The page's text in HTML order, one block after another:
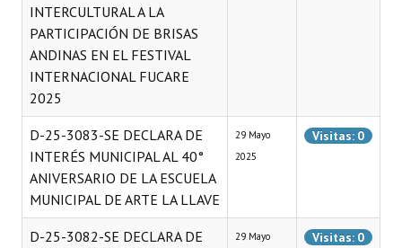
INTERCULTURAL A LA
PARTICIPACIÓN DE BRISAS
ANDINAS EN EL FESTIVAL
INTERNACIONAL FUCARE
2025
D-25-3083-SE DECLARA DE
INTERÉS MUNICIPAL AL 40°
ANIVERSARIO DE LA ESCUELA
MUNICIPAL DE ARTE LA LLAVE
29 Mayo
2025
Visitas: 0
D-25-3082-SE DECLARA DE
29 Mayo
Visitas: 0